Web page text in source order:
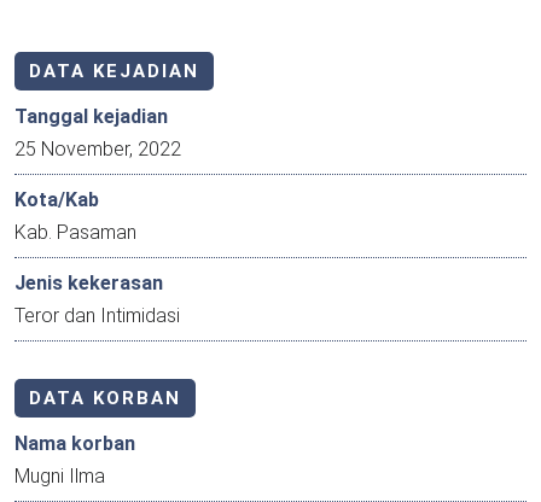
DATA KEJADIAN
Tanggal kejadian
25 November, 2022
Kota/Kab
Kab. Pasaman
Jenis kekerasan
Teror dan Intimidasi
DATA KORBAN
Nama korban
Mugni Ilma